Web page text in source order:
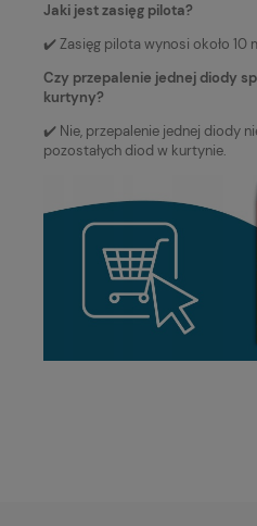
Jaki jest zasięg pilota?
✔️ Zasięg pilota wynosi około 10
Czy przepalenie jednej diody
kurtyny?
✔️ Nie, przepalenie jednej diody
pozostałych diod w kurtynie.